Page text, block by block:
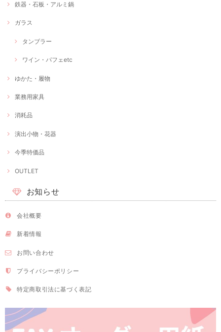
鉄器・石板・アルミ鍋
ガラス
タンブラー
ワイン・パフェetc
ゆかた・履物
業務用家具
消耗品
演出小物・花器
今季特価品
OUTLET
お知らせ
会社概要
新着情報
お問い合わせ
プライバシーポリシー
特定商取引法に基づく表記